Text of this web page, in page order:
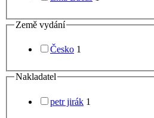
Země vydání
Česko 1
Nakladatel
petr jirák 1